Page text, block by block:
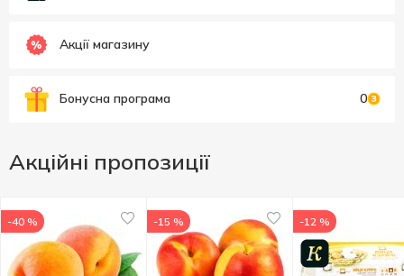
Акції магазину
Бонусна програма 0
Акційні пропозиції
-40 % -15 % -12 %